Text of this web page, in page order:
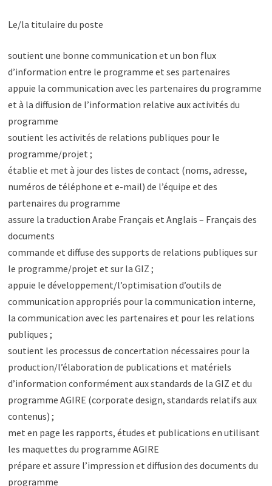
Le/la titulaire du poste
soutient une bonne communication et un bon flux
d’information entre le programme et ses partenaires
appuie la communication avec les partenaires du programme
et à la diffusion de l’information relative aux activités du
programme
soutient les activités de relations publiques pour le
programme/projet ;
établie et met à jour des listes de contact (noms, adresse,
numéros de téléphone et e-mail) de l’équipe et des
partenaires du programme
assure la traduction Arabe Français et Anglais – Français des
documents
commande et diffuse des supports de relations publiques sur
le programme/projet et sur la GIZ ;
appuie le développement/l’optimisation d’outils de
communication appropriés pour la communication interne,
la communication avec les partenaires et pour les relations
publiques ;
soutient les processus de concertation nécessaires pour la
production/l’élaboration de publications et matériels
d’information conformément aux standards de la GIZ et du
programme AGIRE (corporate design, standards relatifs aux
contenus) ;
met en page les rapports, études et publications en utilisant
les maquettes du programme AGIRE
prépare et assure l’impression et diffusion des documents du
programme